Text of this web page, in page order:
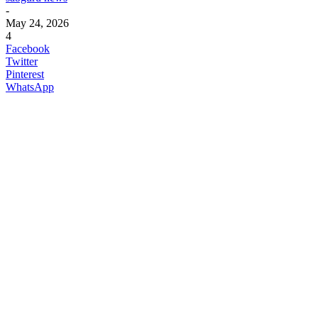
-
May 24, 2026
4
Facebook
Twitter
Pinterest
WhatsApp